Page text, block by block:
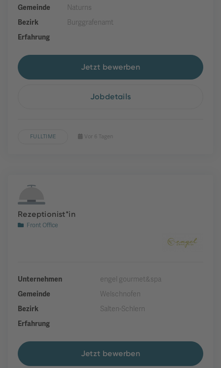
Gemeinde
Naturns
Bezirk
Burggrafenamt
Erfahrung
Jetzt bewerben
Jobdetails
FULLTIME Vor 6 Tagen
Rezeptionist*in
Front Office
Unternehmen
engel gourmet&spa
Gemeinde
Welschnofen
Bezirk
Salten-Schlern
Erfahrung
Jetzt bewerben